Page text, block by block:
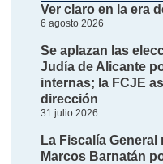
Ver claro en la era
6 agosto 2026
Se aplazan las
Judía de Alicante
internas; la FCJE
dirección
31 julio 2026
La Fiscalía
Marcos Barnatán